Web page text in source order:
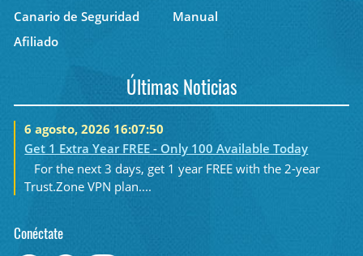
Canario de Seguridad
Manual
Afiliado
Últimas Noticias
6 agosto, 2026 16:07:50
Get 1 Extra Year FREE - Only 100 Available Today
For the next 3 days, get 1 year FREE with the 2-year
Trust.Zone VPN plan....
Conéctate